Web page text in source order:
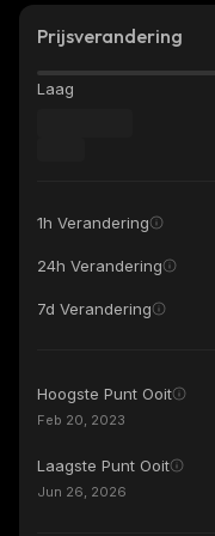
Prijsverandering
Laag
1h Verandering
24h Verandering
7d Verandering
Hoogste Punt Ooit
Feb 20, 2023
Laagste Punt Ooit
Jun 26, 2026